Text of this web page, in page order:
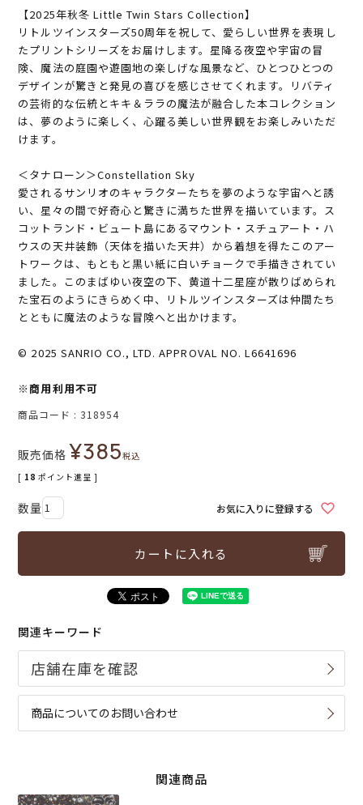
【2025年秋冬 Little Twin Stars Collection】
リトルツインスターズ50周年を祝して、愛らしい世界を表現し
たプリントシリーズをお届けします。星降る夜空や宇宙の冒
険、魔法の庭園や遊園地の楽しげな風景など、ひとつひとつの
デザインが驚きと発見の喜びを感じさせてくれます。リバティ
の芸術的な伝統とキキ＆ララの魔法が融合した本コレクション
は、夢のように楽しく、心躍る美しい世界観をお楽しみいただ
けます。
＜タナローン＞Constellation Sky
愛されるサンリオのキャラクターたちを夢のような宇宙へと誘
い、星々の間で好奇心と驚きに満ちた世界を描いています。ス
コットランド・ビュート島にあるマウント・スチュアート・ハ
ウスの天井装飾（天体を描いた天井）から着想を得たこのアー
トワークは、もともと黒い紙に白いチョークで手描きされてい
ました。このまばゆい夜空の下、黄道十二星座が散りばめられ
た宝石のようにきらめく中、リトルツインスターズは仲間たち
とともに魔法のような冒険へと出かけます。
© 2025 SANRIO CO., LTD. APPROVAL NO. L6641696
※商用利用不可
商品コード 318954
販売価格 ¥385税込
[ 18 ポイント進呈 ]
お気に入りに登録する
カートに入れる
関連キーワード
商品についてのお問い合わせ
関連商品